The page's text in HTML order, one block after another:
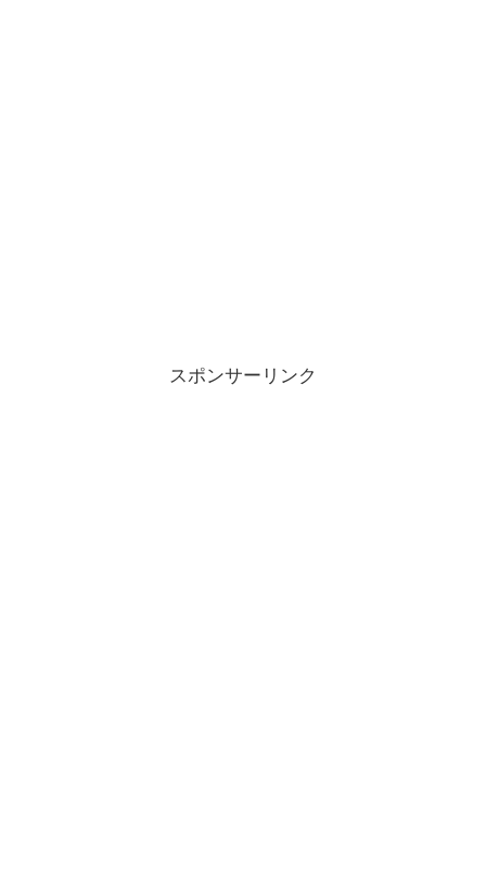
スポンサーリンク